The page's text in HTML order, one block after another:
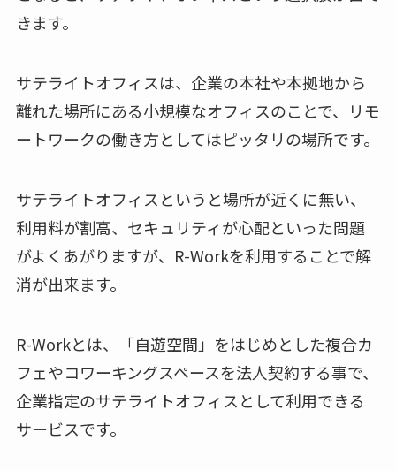
きます。
サテライトオフィスは、企業の本社や本拠地から
離れた場所にある小規模なオフィスのことで、リモ
ートワークの働き方としてはピッタリの場所です。
サテライトオフィスというと場所が近くに無い、
利用料が割高、セキュリティが心配といった問題
がよくあがりますが、R-Workを利用することで解
消が出来ます。
R-Workとは、「自遊空間」をはじめとした複合カ
フェやコワーキングスペースを法人契約する事で、
企業指定のサテライトオフィスとして利用できる
サービスです。